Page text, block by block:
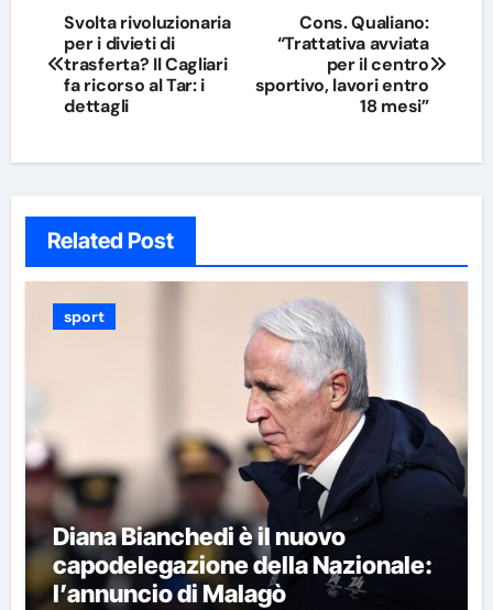
Navigazione
articoli
Svolta rivoluzionaria
per i divieti di
trasferta? Il Cagliari
fa ricorso al Tar: i
dettagli
Cons. Qualiano:
“Trattativa avviata
per il centro
sportivo, lavori entro
18 mesi”
Related Post
sport
Diana Bianchedi è il nuovo
capodelegazione della Nazionale:
l’annuncio di Malagò